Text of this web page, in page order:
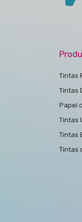
Tintas
Tintas
Papel
Tintas
Tintas
Tintas